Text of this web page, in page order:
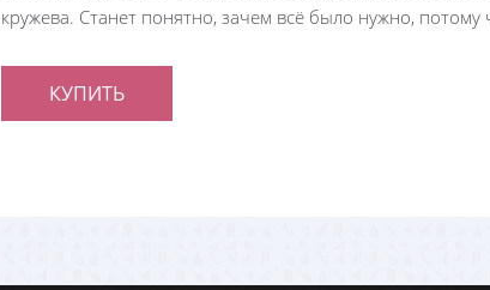
кружева. Станет понятно, зачем всё было нужно, потому
КУПИТЬ